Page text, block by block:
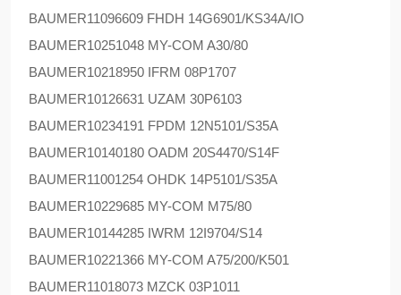
BAUMER11096609 FHDH 14G6901/KS34A/IO
BAUMER10251048 MY-COM A30/80
BAUMER10218950 IFRM 08P1707
BAUMER10126631 UZAM 30P6103
BAUMER10234191 FPDM 12N5101/S35A
BAUMER10140180 OADM 20S4470/S14F
BAUMER11001254 OHDK 14P5101/S35A
BAUMER10229685 MY-COM M75/80
BAUMER10144285 IWRM 12I9704/S14
BAUMER10221366 MY-COM A75/200/K501
BAUMER11018073 MZCK 03P1011